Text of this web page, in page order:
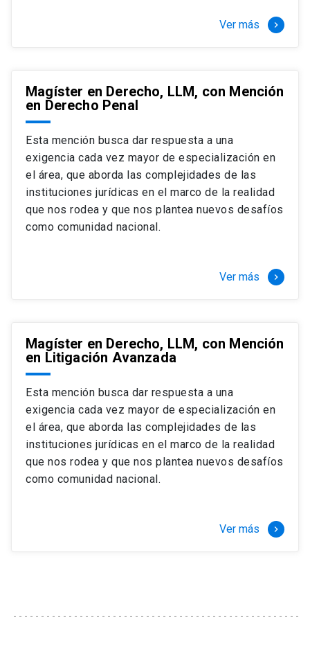
Ver más keyboard_arrow_right
Magíster en Derecho, LLM, con Mención
en Derecho Penal
Esta mención busca dar respuesta a una
exigencia cada vez mayor de especialización en
el área, que aborda las complejidades de las
instituciones jurídicas en el marco de la realidad
que nos rodea y que nos plantea nuevos desafíos
como comunidad nacional.
Ver más keyboard_arrow_right
Magíster en Derecho, LLM, con Mención
en Litigación Avanzada
Esta mención busca dar respuesta a una
exigencia cada vez mayor de especialización en
el área, que aborda las complejidades de las
instituciones jurídicas en el marco de la realidad
que nos rodea y que nos plantea nuevos desafíos
como comunidad nacional.
Ver más keyboard_arrow_right